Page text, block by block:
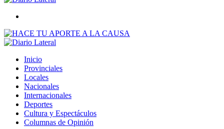
Inicio
Provinciales
Locales
Nacionales
Internacionales
Deportes
Cultura y Espectáculos
Columnas de Opinión